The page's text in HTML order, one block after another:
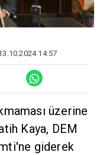
14:57
üzerine
Kaya, DEM
giderek